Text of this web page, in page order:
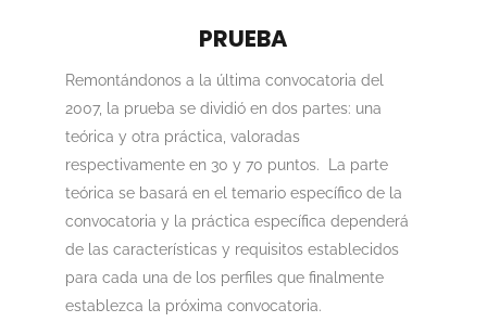
PRUEBA
Remontándonos a la última convocatoria del
2007, la prueba se dividió en dos partes: una
teórica y otra práctica, valoradas
respectivamente en 30 y 70 puntos. La parte
teórica se basará en el temario específico de la
convocatoria y la práctica específica dependerá
de las características y requisitos establecidos
para cada una de los perfiles que finalmente
establezca la próxima convocatoria.